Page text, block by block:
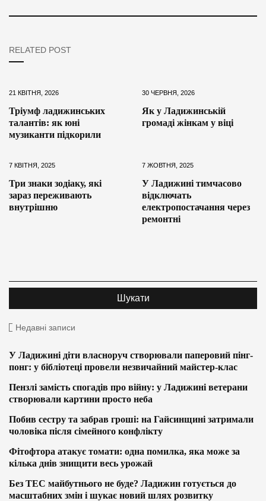
RELATED POST
21 КВІТНЯ, 2026
Тріумф ладижинських
талантів: як юні
музиканти підкорили
30 ЧЕРВНЯ, 2026
Як у Ладижинській
громаді жінкам у віці
7 КВІТНЯ, 2025
Три знаки зодіаку, які
зараз переживають
внутрішню
7 ЖОВТНЯ, 2025
У Ладижині тимчасово
відключать
електропостачання через
ремонтні
Недавні записи
У Ладижині діти власноруч створювали паперовий пінг-
понг: у бібліотеці провели незвичайний майстер-клас
Пензлі замість спогадів про війну: у Ладижині ветерани
створювали картини просто неба
Побив сестру та забрав гроші: на Гайсинщині затримали
чоловіка після сімейного конфлікту
Фітофтора атакує томати: одна помилка, яка може за
кілька днів знищити весь урожай
Без ТЕС майбутнього не буде? Ладижин готується до
масштабних змін і шукає новий шлях розвитку